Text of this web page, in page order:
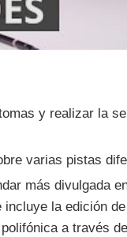
y realizar la
varias pistas
más divulgada
incluye la edición de
a través de